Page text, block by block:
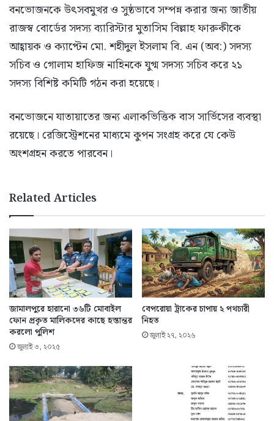
বনভোজনকে উৎসবমুখর ও সুষ্ঠভাবে সম্পন্ন করার জন্য জাতীয়
রাজস্ব বোর্ডের সদস্য ব্যারিস্টার মুতাসিম বিল্লাহ ফারুকীকে
আহ্বায়ক ও ক্যাপ্টেন মো. শহীদুল ইসলাম বি. এন (অব:) সদস্য
সচিব ও গোলাম হাফিজ নাহিনকে যুগ্ম সদস্য সচিব করে ২১
সদস্য বিশিষ্ট কমিটি গঠন করা হয়েছে।
বনভোজনে যাতায়াতের জন্য এলাকভিত্তিক বাস সার্ভিসের ব্যবস্থা
রয়েছে। রেজিস্ট্রেশনের মাধ্যমে কুপন সংগ্রহ করে যে কেউ
অংশগ্রহন করতে পারবেন।
Related Articles
জামালপুরে হারানো ৩৬টি মোবাইল
ফোন প্রকৃত মালিকদের কাছে হস্তান্তর
করলো পুলিশ
জুলাই ৩, ২০২৫
বেপরোয়া ট্রাকের চাপায় ২ পথচারী
নিহত
জুলাই ২৭, ২০২৬